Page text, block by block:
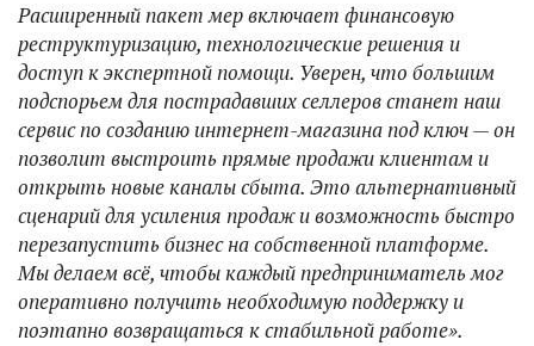
Расширенный пакет мер включает финансовую
реструктуризацию, технологические решения и
доступ к экспертной помощи. Уверен, что большим
подспорьем для пострадавших селлеров станет наш
сервис по созданию интернет-магазина под ключ — он
позволит выстроить прямые продажи клиентам и
открыть новые каналы сбыта. Это альтернативный
сценарий для усиления продаж и возможность быстро
перезапустить бизнес на собственной платформе.
Мы делаем всё, чтобы каждый предприниматель мог
оперативно получить необходимую поддержку и
поэтапно возвращаться к стабильной работе».